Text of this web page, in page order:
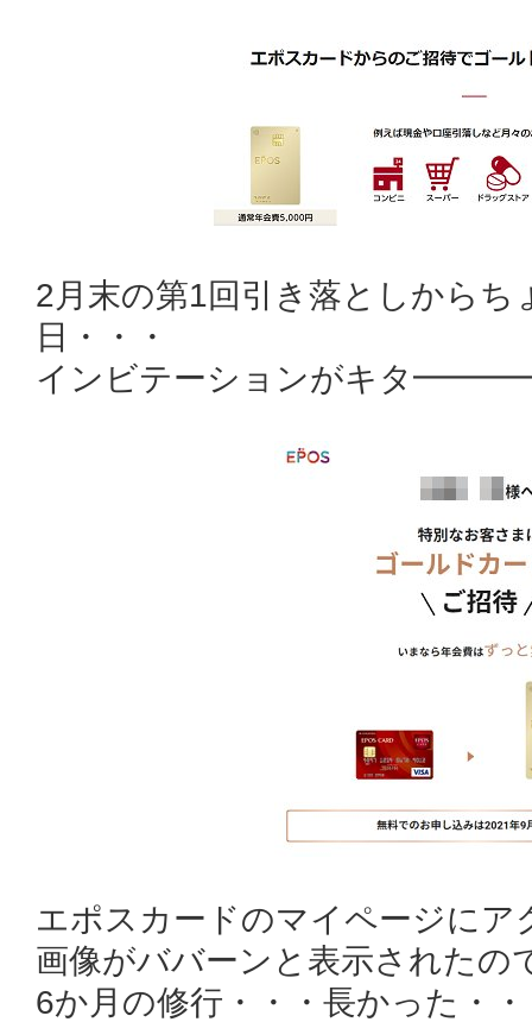
2月末の第1回引き落としからち
日・・・
インビテーションがキタ
エポスカードのマイページに
画像がババーンと表示されたの
6か月の修行・・・長かった・